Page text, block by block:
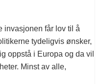
invasjonen får lov til å
tydeligvis ønsker,
oppstå i Europa og da vil
Minst av alle,